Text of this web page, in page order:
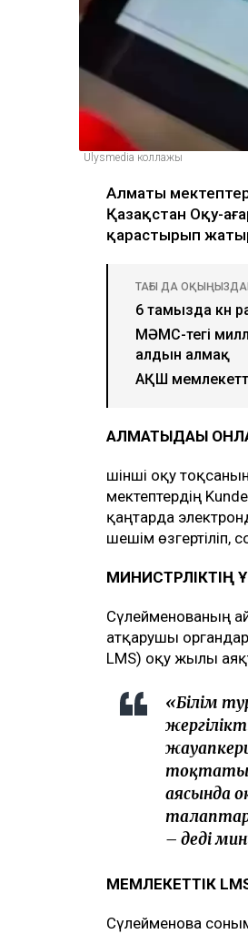
Ulysmedia коллажы
Алматы
Қазақстан Оқу-
қарастырып
ТАҒЫ ДА
6 тамызда күн
МӘМС-тегі
алдын алмақ
АҚШ
АЛМАТЫДАҒЫ
Үшінші оқу
мектептердің
қаңтарда
шешім өзгертіліп,
МИНИСТРЛІКТІҢ
Сүлейменованың
атқарушы
LMS) оқу жылы
«Білім
аясында
– деді
МЕМЛЕКЕТТІК
Сүлейменова